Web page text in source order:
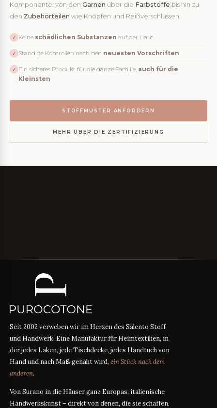
Komponente: von den Garnen über die Farbstoffe bis hin zu
den Zubehörteilen wie Knöpfen und Reißverschlüssen.
✓ Keine schädlichen Substanzen auf der Haut
✓ Ständige Kontrollen nach den neuesten Vorschriften
✓ Ein sicheres Produkt für die ganze Familie, auch für die
Kleinsten
STOFFMUSTER ANFORDERN
MEHR ÜBER DIE ZERTIFIZIERUNG
Seit 2002 verweben wir im Herzen des Salento Stoff
und Handwerk. Eine Manufaktur für Heimtextilien, in
der jedes Laken, jede Tischdecke, jedes Handtuch von
Hand und nach Maß genäht wird, ein Stück nach dem
anderen.
Von Surano in die Häuser ganz Europas: italienische
Handwerkskunst – direkt von denen, die sie schaffen,